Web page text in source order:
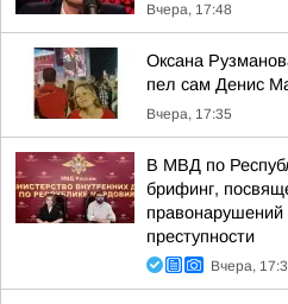
Вчера, 17:48
Оксана
пел сам Денис
Вчера, 17:35
В МВД по
брифинг,
преступности
Вчера,